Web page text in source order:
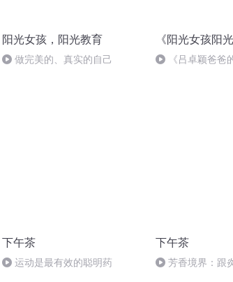
阳光女孩，阳光教育
做完美的、真实的自己
《阳光女孩阳
《吕卓颖爸爸
下午茶
运动是最有效的聪明药
下午茶
芳香境界：跟